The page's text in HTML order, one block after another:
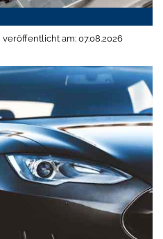
veröffentlicht am: 07.08.2026